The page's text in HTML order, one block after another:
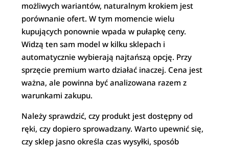
możliwych wariantów, naturalnym krokiem jest
porównanie ofert. W tym momencie wielu
kupujących ponownie wpada w pułapkę ceny.
Widzą ten sam model w kilku sklepach i
automatycznie wybierają najtańszą opcję. Przy
sprzęcie premium warto działać inaczej. Cena jest
ważna, ale powinna być analizowana razem z
warunkami zakupu.
Należy sprawdzić, czy produkt jest dostępny od
ręki, czy dopiero sprowadzany. Warto upewnić się,
czy sklep jasno określa czas wysyłki, sposób